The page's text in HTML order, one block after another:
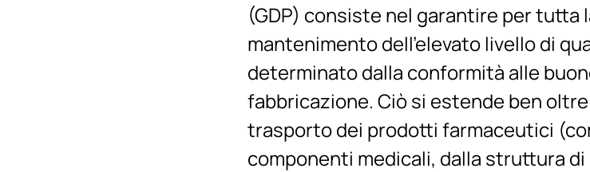
(GDP) consiste nel garantire per tutta
mantenimento dell’elevato livello di
determinato dalla conformità alle
fabbricazione. Ciò si estende ben
trasporto dei prodotti farmaceutici
componenti medicali, dalla struttura